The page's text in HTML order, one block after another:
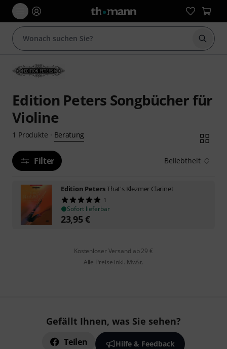
Suche
Edition Peters Songbücher für
Violine
1 Produkte · Beratung
Filter Beliebtheit
Edition PetersThat's Klezmer Clarinet
1
Sofort lieferbar
23,95€
Kostenloser Versand ab 29 €
Alle Preise inkl. MwSt.
Gefällt Ihnen, was Sie sehen?
Teilen Hilfe & Feedback